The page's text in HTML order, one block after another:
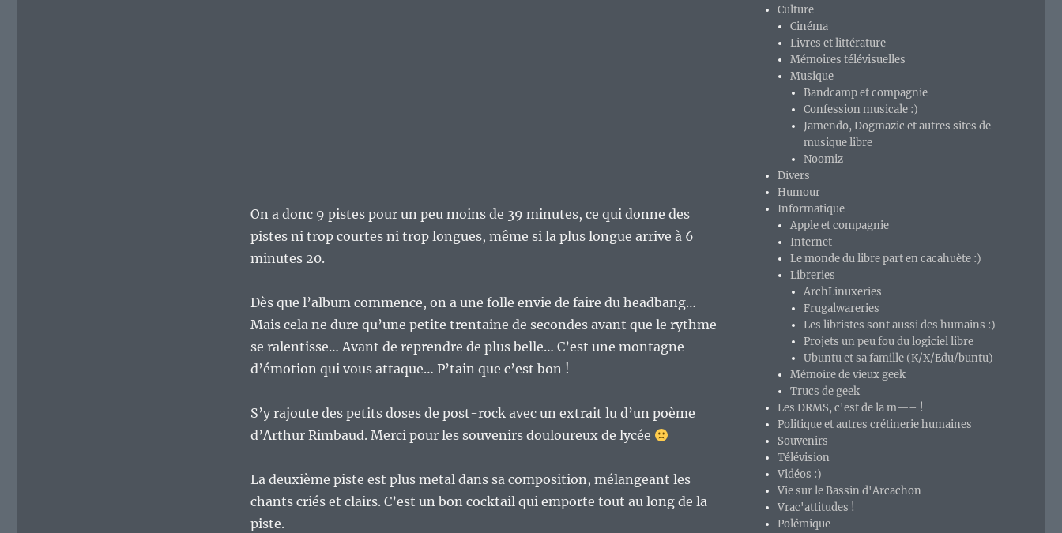
On a donc 9 pistes pour un peu moins de 39 minutes, ce qui donne des
pistes ni trop courtes ni trop longues, même si la plus longue arrive à 6
minutes 20.
Dès que l’album commence, on a une folle envie de faire du headbang…
Mais cela ne dure qu’une petite trentaine de secondes avant que le rythme
se ralentisse… Avant de reprendre de plus belle… C’est une montagne
d’émotion qui vous attaque… P’tain que c’est bon !
S’y rajoute des petits doses de post-rock avec un extrait lu d’un poème
d’Arthur Rimbaud. Merci pour les souvenirs douloureux de lycée
La deuxième piste est plus metal dans sa composition, mélangeant les
chants criés et clairs. C’est un bon cocktail qui emporte tout au long de la
piste.
Culture
Cinéma
Livres et littérature
Mémoires télévisuelles
Musique
Bandcamp et compagnie
Confession musicale :)
Jamendo, Dogmazic et autres sites de
musique libre
Noomiz
Divers
Humour
Informatique
Apple et compagnie
Internet
Le monde du libre part en cacahuète :)
Libreries
ArchLinuxeries
Frugalwareries
Les libristes sont aussi des humains :)
Projets un peu fou du logiciel libre
Ubuntu et sa famille (K/X/Edu/buntu)
Mémoire de vieux geek
Trucs de geek
Les DRMS, c'est de la m—– !
Politique et autres crétinerie humaines
Souvenirs
Télévision
Vidéos :)
Vie sur le Bassin d'Arcachon
Vrac'attitudes !
Polémique